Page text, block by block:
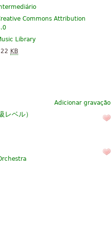
Commons Attribution
Library
KB
Adicionar gravação
ベル）